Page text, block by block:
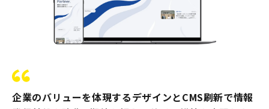
企業のバリューを体現するデザインとCMS刷新で情報